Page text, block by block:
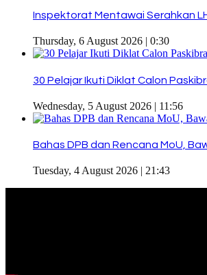
Inspektorat Mentawai Serahkan
Thursday, 6 August 2026 | 0:30
30 Pelajar Ikuti Diklat Calon
Wednesday, 5 August 2026 | 11:56
Bahas DPB dan Rencana MoU,
Tuesday, 4 August 2026 | 21:43